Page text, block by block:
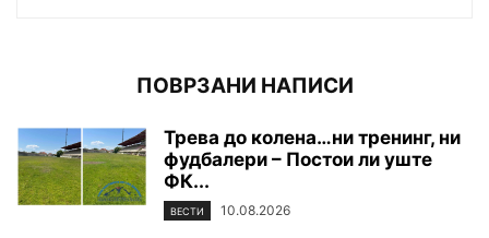
ПОВРЗАНИ НАПИСИ
Трева до колена…ни тренинг, ни
фудбалери – Постои ли уште
ФК...
ВЕСТИ 10.08.2026